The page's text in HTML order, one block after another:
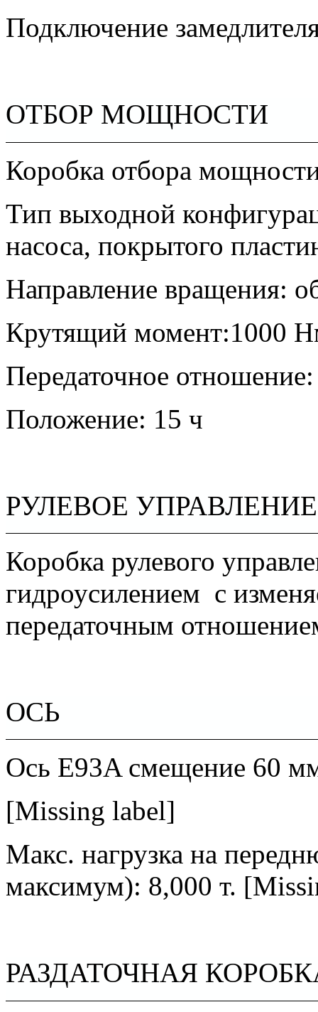
Подключение
ОТБОР МОЩНОСТИ
Коробка отбора
Тип выходной
насоса, покрытого
Направление вращения:
Крутящий момент:1000
Передаточное
Положение: 15 ч
РУЛЕВОЕ УПРАВЛЕНИЕ
Коробка рулевого
гидроусилением с
передаточным
ОСЬ
Ось E93A смещение 60
[Missing label]
Макс. нагрузка на
максимум): 8,000 т.
РАЗДАТОЧНАЯ